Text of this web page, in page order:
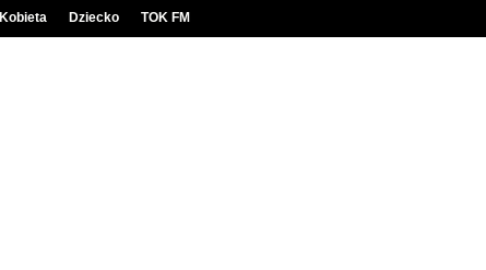
Kobieta Dziecko TOK FM